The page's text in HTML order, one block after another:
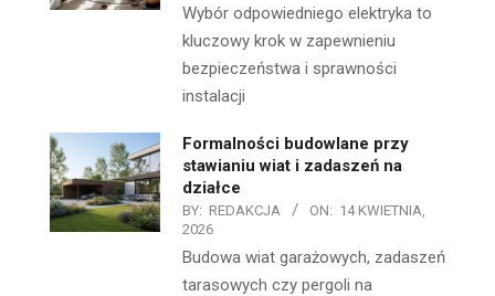
Wybór odpowiedniego elektryka to
kluczowy krok w zapewnieniu
bezpieczeństwa i sprawności
instalacji
Formalności budowlane przy
stawianiu wiat i zadaszeń na
działce
BY: REDAKCJA ON: 14 KWIETNIA,
2026
Budowa wiat garażowych, zadaszeń
tarasowych czy pergoli na